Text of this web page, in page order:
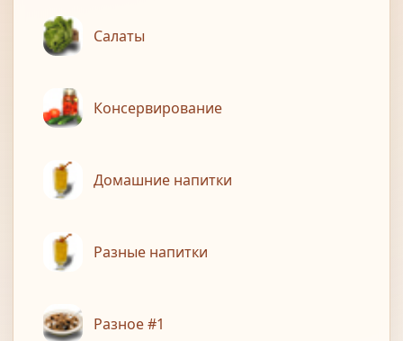
Салаты
Консервирование
Домашние напитки
Разные напитки
Разное #1